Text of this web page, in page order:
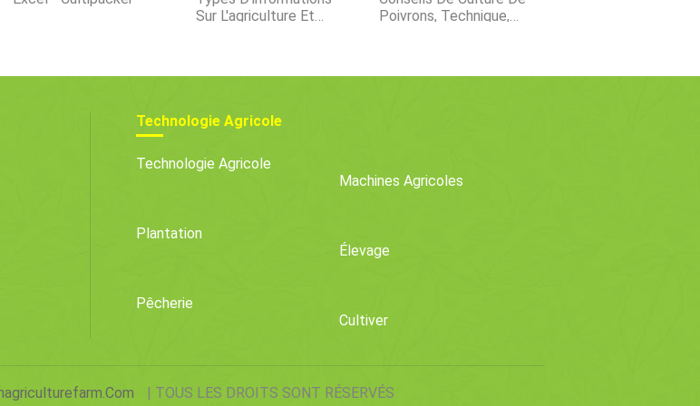
Sur L'agriculture Et
Poivrons, Technique,
Technologie Agricole
Technologie Agricole
Machines Agricoles
Plantation
Élevage
Pêcherie
Cultiver
| TOUS LES DROITS SONT RÉSERVÉS